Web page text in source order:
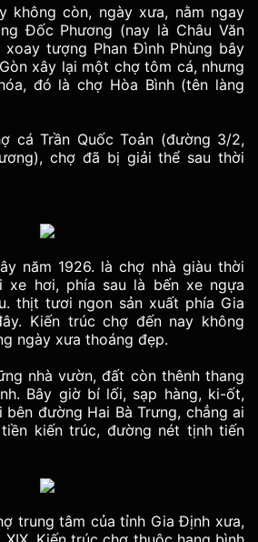
không còn, ngày xưa, nằm ngay
Đốc Phương (nay là Châu Văn
tượng Phan Đình Phùng bây
xây lại một chợ tôm cá, nhưng
đó là chợ Hòa Bình (tên làng
cá Trần Quốc Toản (đường 3/2,
chợ đã bị giải thể sau thời
năm 1926. là chợ nhà giàu thời
xe hơi, phía sau là bến xe ngựa
thịt tươi ngon sản xuất phía Gia
Kiến trúc chợ đến nay không
ngày xưa thoáng đẹp.
nhà vườn, đất còn thênh thang
Bây giờ bí lối, sạp hàng, ki-ốt,
đường Hai Bà Trưng, chẳng ai
kiến trúc, đường nét tịnh tiến
trung tâm của tỉnh Gia Định xưa,